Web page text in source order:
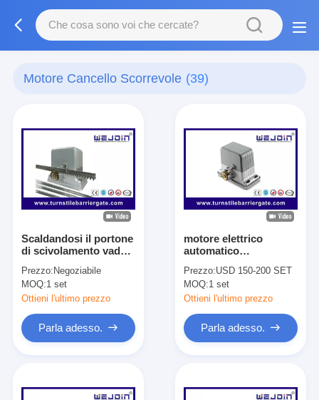
Motore Cancello Scorrevole (39)
Scaldandosi il portone
di scivolamento vada
telecomando della
presa di corrente
418MHz dell'allarme
dell'operatore
Prezzo: Negoziabile
MOQ:1 set
Ottieni l'ultimo prezzo
Parla adesso.
motore elettrico
automatico
portone di
scivolamento con il
sensore della cellula
fotoelettrica
Prezzo:USD 150-200 SET
MOQ:1 set
Ottieni l'ultimo prezzo
Parla adesso.